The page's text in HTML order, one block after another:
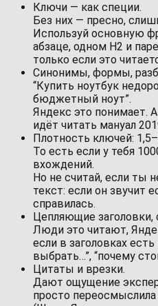
Ключи — как специи.
Без них — пресно,
Используй основную
абзаце, одном H2 и
только если это
Синонимы, формы,
“Купить ноутбук
бюджетный ноут”.
Яндекс это понимает.
идёт читать мануал
Плотность ключей:
То есть если у тебя
вхождений.
Но не считай, если ты
текст: если он звучит
справилась.
Цепляющие заголовки,
Люди это читают,
если в заголовках
выбрать…”, “почему
Цитаты и врезки.
Дают ощущение
просто